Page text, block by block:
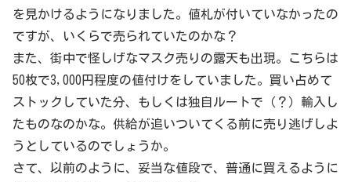
を見かけるようになりました。値札が付いていなかったの
ですが、いくらで売られていたのかな？
また、街中で怪しげなマスク売りの露天も出現。こちらは
50枚で3,000円程度の値付けをしていました。買い占めて
ストックしていた分、もしくは独自ルートで（？）輸入し
たものなのかな。供給が追いついてくる前に売り逃げしよ
うとしているのでしょうか。
さて、以前のように、妥当な値段で、普通に買えるように